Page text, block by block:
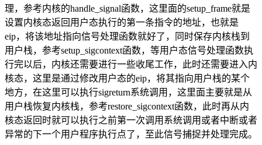
理，参考内核的handle_signal函数，这里面的setup_frame就是
设置内核态返回用户态执行的第一条指令的地址，也就是
eip，将该地址指向信号处理函数就好了，同时保存内核栈到
用户栈，参考setup_sigcontext函数，等用户态信号处理函数执
行完以后，内核还需要进行一些收尾工作，此时还需要进入内
核态，这里是通过修改用户态的eip，将其指向用户栈的某个
地方，在这里可以执行sigreturn系统调用，这里面主要就是从
用户栈恢复内核栈，参考restore_sigcontext函数，此时再从内
核态返回时就可以执行之前第一次调用系统调用或者中断或者
异常的下一个用户程序执行点了，至此信号捕捉并处理完成。